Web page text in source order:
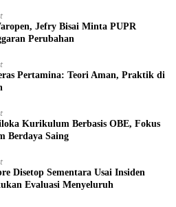
Jefry Bisai Minta PUPR
Perubahan
Pertamina: Teori Aman, Praktik di
Kurikulum Berbasis OBE, Fokus
Berdaya Saing
Disetop Sementara Usai Insiden
Evaluasi Menyeluruh